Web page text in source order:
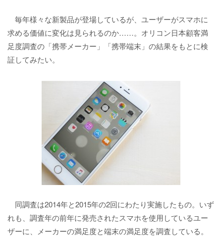
毎年様々な新製品が登場しているが、ユーザーがスマホに
求める価値に変化は見られるのか……。オリコン日本顧客満
足度調査の「携帯メーカー」「携帯端末」の結果をもとに検
証してみたい。
同調査は2014年と2015年の2回にわたり実施したもの。いず
れも、調査年の前年に発売されたスマホを使用しているユー
ザーに、メーカーの満足度と端末の満足度を調査している。